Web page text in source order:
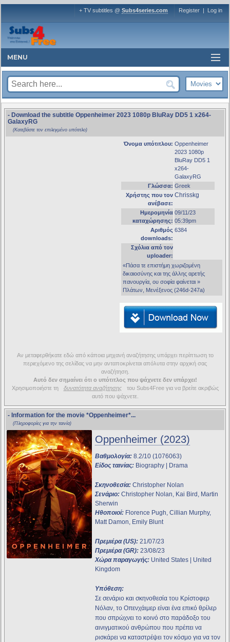
+ TV subtitles @ Subs4series.com Register | Log in
MENU
- Download the subtitle Oppenheimer 2023 1080p BluRay DD5 1 x264-
GalaxyRG
(Κατεβάστε τον επιλεγμένο υπότιτλο)
Όνομα υπότιτλου: Oppenheimer
2023 1080p
BluRay DD5 1
x264-
GalaxyRG
Γλώσσα: Greek
Χρήστης που τον
ανέβασε:
Chrisskg
Ημερομηνία
καταχώρησης:
09/11/23
05:39pm
Αριθμός
downloads:
6384
Σχόλια από τον
uploader:
«Πάσα τε επιστήμη χωριζομένη
δικαιοσύνης και της άλλης αρετής
πανουργία, ου σοφία φαίνεται »
Πλάτων, Μενέξενος (246d-247a)
Αν μεταφερθήκατε εδώ από κάποια μηχανή αναζήτησης υπάρχει περίπτωση το
περιεχόμενο της σελίδας να μην ανταποκρίνεται απόλυτα στην αρχική σας
αναζήτηση.
Αυτό δεν σημαίνει ότι ο υπότιτλος που ψάχνετε δεν υπάρχει!
Χρησιμοποιήστε τη
δυνατότητα αναζήτησης
του Subs4Free για να βρείτε ακριβώς
αυτό που ψάχνετε.
- Information for the movie *Oppenheimer*...
(Πληροφορίες για την ταινία)
Oppenheimer (2023)
Βαθμολογία: 8.2/10 (1076063)
Είδος ταινίας: Biography | Drama
Σκηνοθεσία: Christopher Nolan
Σενάριο: Christopher Nolan, Kai Bird, Martin
Sherwin
Ηθοποιοί: Florence Pugh, Cillian Murphy,
Matt Damon, Emily Blunt
Πρεμιέρα (US): 21/07/23
Πρεμιέρα (GR): 23/08/23
Χώρα παραγωγής: United States | United
Kingdom
Υπόθεση:
Σε σενάριο και σκηνοθεσία του Κρίστοφερ
Νόλαν, το Οπενχάιμερ είναι ένα επικό θρίλερ
που σπρώχνει το κοινό στο παράδοξο του
αινιγματικού ανθρώπου που πρέπει να
ρισκάρει να καταστρέψει τον κόσμο για να τον